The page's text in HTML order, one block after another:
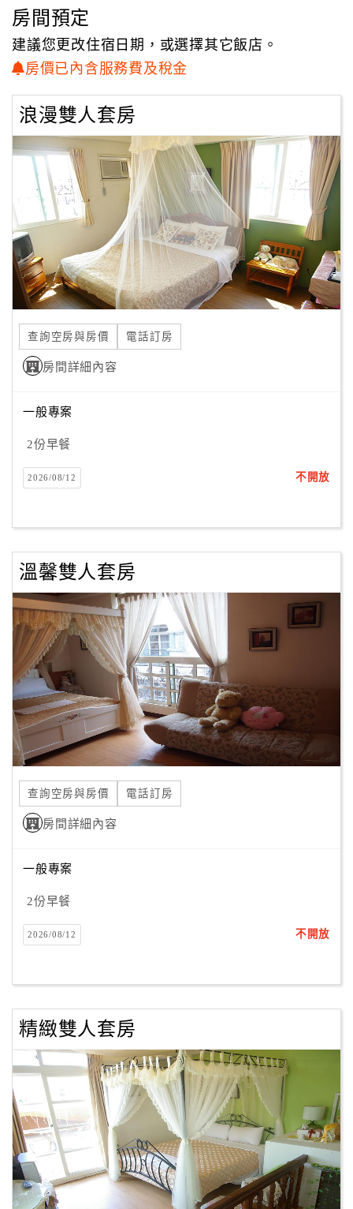
地
圖
顧
務
意
度
訂
單
管
理
員
戶
客
服
聯
單
Line
線
上
客
服
紅
利
查
訂
房
Q&A
旅
卡
房
請
款
收
據
房間預定
建議您更改住宿日期，或選擇其它飯店。
房價已內含服務費及稅金
浪漫雙人套房
查詢空房與房價 電話訂房
房間詳細內容
一般專案
2份早餐
2026/08/12 不開放
溫馨雙人套房
查詢空房與房價 電話訂房
房間詳細內容
一般專案
2份早餐
2026/08/12 不開放
精緻雙人套房